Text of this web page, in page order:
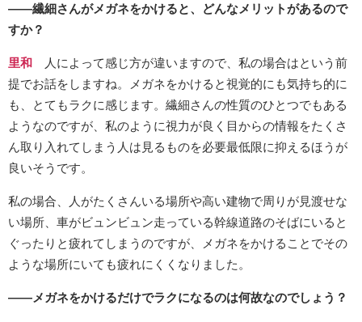
――繊細さんがメガネをかけると、どんなメリットがあるので
すか？
里和 人によって感じ方が違いますので、私の場合はという前
提でお話をしますね。メガネをかけると視覚的にも気持ち的に
も、とてもラクに感じます。繊細さんの性質のひとつでもある
ようなのですが、私のように視力が良く目からの情報をたくさ
ん取り入れてしまう人は見るものを必要最低限に抑えるほうが
良いそうです。
私の場合、人がたくさんいる場所や高い建物で周りが見渡せな
い場所、車がビュンビュン走っている幹線道路のそばにいると
ぐったりと疲れてしまうのですが、メガネをかけることでその
ような場所にいても疲れにくくなりました。
――メガネをかけるだけでラクになるのは何故なのでしょう？